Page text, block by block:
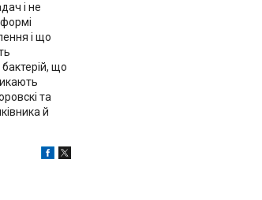
і не
і що
що
та
й